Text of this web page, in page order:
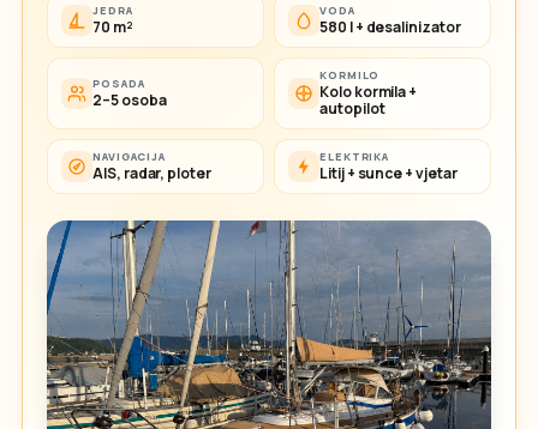
JEDRA
70 m²
VODA
580 l + desalinizator
POSADA
2–5 osoba
KORMILO
Kolo kormila +
autopilot
NAVIGACIJA
AIS, radar, ploter
ELEKTRIKA
Litij + sunce + vjetar